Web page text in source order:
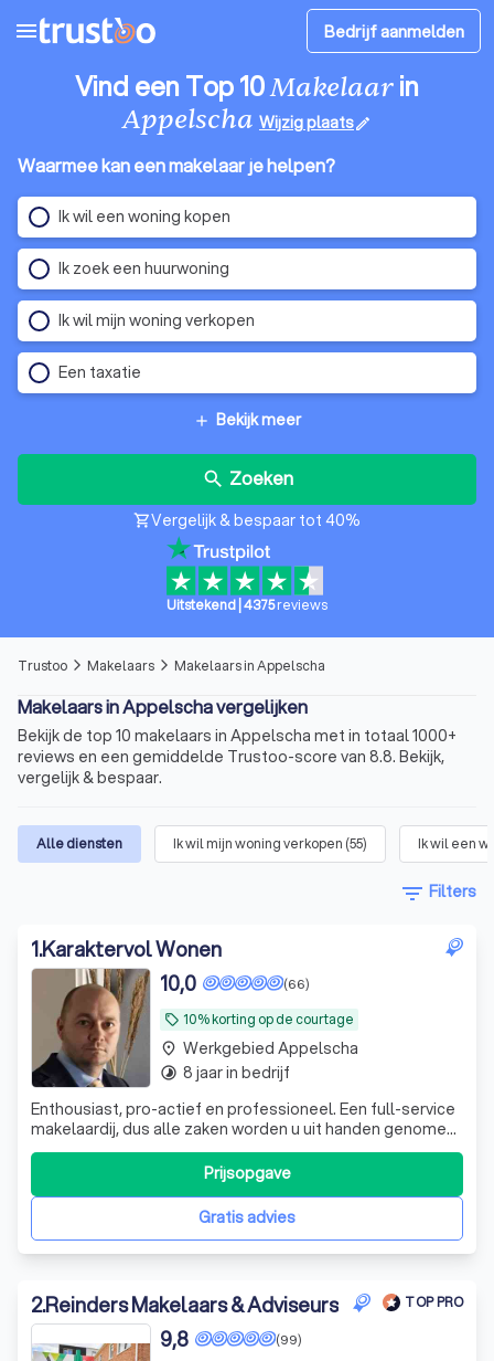
menu Bedrijf aanmelden
Vind een Top 10Makelaarin
Appelscha Wijzig plaatsedit
Waarmee kan een makelaar je helpen?
Ik wil een woning kopen
Ik zoek een huurwoning
Ik wil mijn woning verkopen
Een taxatie
add Bekijk meer
search Zoeken
shopping_cartVergelijk & bespaar tot 40%
Uitstekend 4375reviews
Trustoo arrow_forward_ios Makelaars arrow_forward_ios Makelaars in Appelscha
Makelaars in Appelscha vergelijken
Bekijk de top 10 makelaars in Appelscha met in totaal 1000+
reviews en een gemiddelde Trustoo-score van 8.8. Bekijk,
vergelijk & bespaar.
Alle diensten Ik wil mijn woning verkopen (55) Ik wil een
filter_list Filters
1.Karaktervol Wonen
local_offer 10% korting op de courtage
(66)
10,0
Enthousiast, pro-actief en professioneel. Een full-service
makelaardij, dus alle zaken worden u uit handen genomen.
Echt alles; vanaf de waardebepaling tot aan het transport
Gratis advies
Prijsopgave
place Werkgebied Appelscha
timelapse 8 jaar in bedrijf
2.Reinders Makelaars & Adviseurs TOP PRO
(99)
9,8